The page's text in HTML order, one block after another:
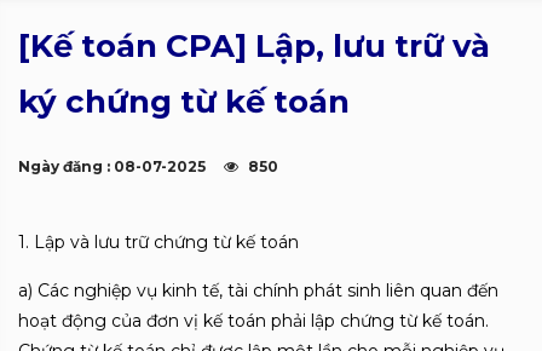
[Kế toán CPA] Lập, lưu trữ và
ký chứng từ kế toán
Ngày đăng : 08-07-2025 850
1. Lập và lưu trữ chứng từ kế toán
a) Các nghiệp vụ kinh tế, tài chính phát sinh liên quan đến
hoạt động của đơn vị kế toán phải lập chứng từ kế toán.